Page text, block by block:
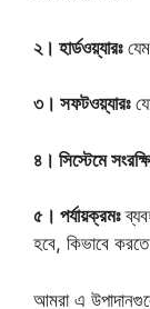
২। হার্ডওয়্যারঃ
৩। সফটওয়্যারঃ
৪। সিস্টেমে
৫। পর্যায়ক্রমঃ
হবে, কিভাবে
আমরা এ